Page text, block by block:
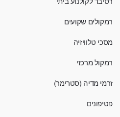
רמקולים שקועים
מסכי טלוויזיה
רמקול מרכזי
זרמי מדיה (סטרימר)
פטיפונים